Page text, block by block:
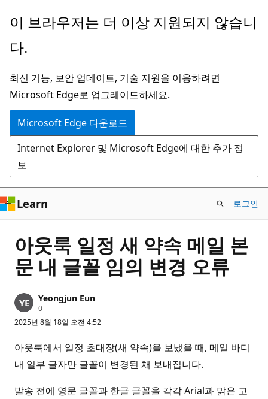
주
콘
츠
로
건
너
뛰
기
이 브라우저는 더 이상 지원되지 않습니
다.
최신 기능, 보안 업데이트, 기술 지원을 이용하려면
Microsoft Edge로 업그레이드하세요.
Microsoft Edge 다운로드
Internet Explorer 및 Microsoft Edge에 대한 추가 정
보
Learn 로그인
아웃룩 일정 새 약속 메일 본
문 내 글꼴 임의 변경 오류
Yeongjun Eun
0평
포
트
2025년 8월 18일 오전 4:52
아웃룩에서 일정 초대장(새 약속)을 보냈을 때, 메일 바디
내 일부 글자만 글꼴이 변경된 채 보내집니다.
발송 전에 영문 글꼴과 한글 글꼴을 각각 Arial과 맑은 고